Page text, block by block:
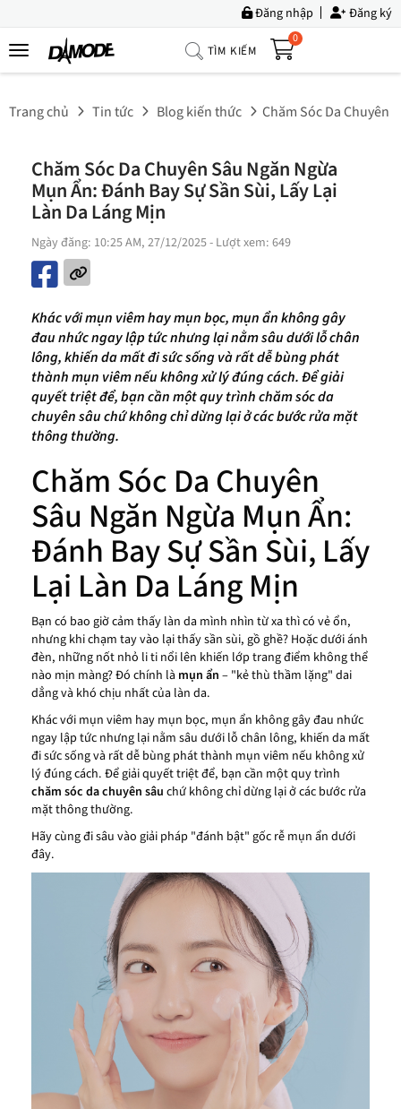
Đăng nhập Đăng ký
TÌM KIẾM
0
Trang
Sưu
Trang chủ Tin tức Blog kiến thức Chăm Sóc Da Chuyên
Chăm Sóc Da Chuyên Sâu Ngăn Ngừa
Mụn Ẩn: Đánh Bay Sự Sần Sùi, Lấy Lại
Làn Da Láng Mịn
Ngày đăng: 10:25 AM, 27/12/2025- Lượt xem: 649
Khác với mụn viêm hay mụn bọc, mụn ẩn không gây
đau nhức ngay lập tức nhưng lại nằm sâu dưới lỗ chân
lông, khiến da mất đi sức sống và rất dễ bùng phát
thành mụn viêm nếu không xử lý đúng cách. Để giải
quyết triệt để, bạn cần một quy trình chăm sóc da
chuyên sâu chứ không chỉ dừng lại ở các bước rửa mặt
thông thường.
Chăm Sóc Da Chuyên
Sâu Ngăn Ngừa Mụn Ẩn:
Đánh Bay Sự Sần Sùi, Lấy
Lại Làn Da Láng Mịn
Bạn có bao giờ cảm thấy làn da mình nhìn từ xa thì có vẻ ổn,
nhưng khi chạm tay vào lại thấy sần sùi, gồ ghề? Hoặc dưới ánh
đèn, những nốt nhỏ li ti nổi lên khiến lớp trang điểm không thể
nào mịn màng? Đó chính là mụn ẩn – "kẻ thù thầm lặng" dai
dẳng và khó chịu nhất của làn da.
Khác với mụn viêm hay mụn bọc, mụn ẩn không gây đau nhức
ngay lập tức nhưng lại nằm sâu dưới lỗ chân lông, khiến da mất
đi sức sống và rất dễ bùng phát thành mụn viêm nếu không xử
lý đúng cách. Để giải quyết triệt để, bạn cần một quy trình
chăm sóc da chuyên sâu chứ không chỉ dừng lại ở các bước rửa
mặt thông thường.
Hãy cùng đi sâu vào giải pháp "đánh bật" gốc rễ mụn ẩn dưới
đây.